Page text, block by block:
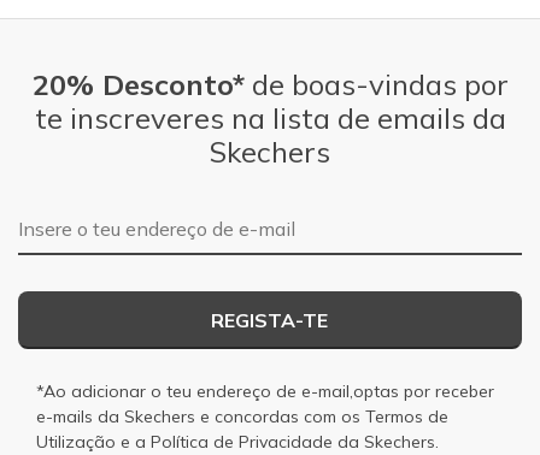
20% Desconto*de boas-vindas por
te inscreveres na lista de emails da
Skechers
Endereço de e-mail
REGISTA-TE
*Ao adicionar o teu endereço de e-mail,optas por receber
e-mails da Skechers e concordas com os Termos de
Utilização e a Política de Privacidade da Skechers.